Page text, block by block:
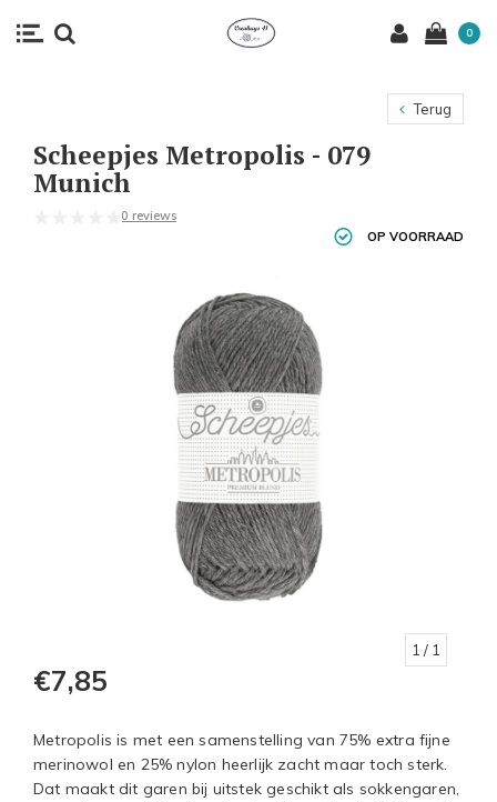
0
Terug
Scheepjes Metropolis - 079
Munich
0 reviews
OP VOORRAAD
1 / 1
€7,85
Metropolis is met een samenstelling van 75% extra fijne
merinowol en 25% nylon heerlijk zacht maar toch sterk.
Dat maakt dit garen bij uitstek geschikt als sokkengaren,